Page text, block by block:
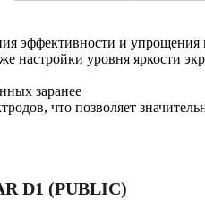
эффективности и упрощения
настройки уровня яркости
заранее
что позволяет
D1 (PUBLIC)